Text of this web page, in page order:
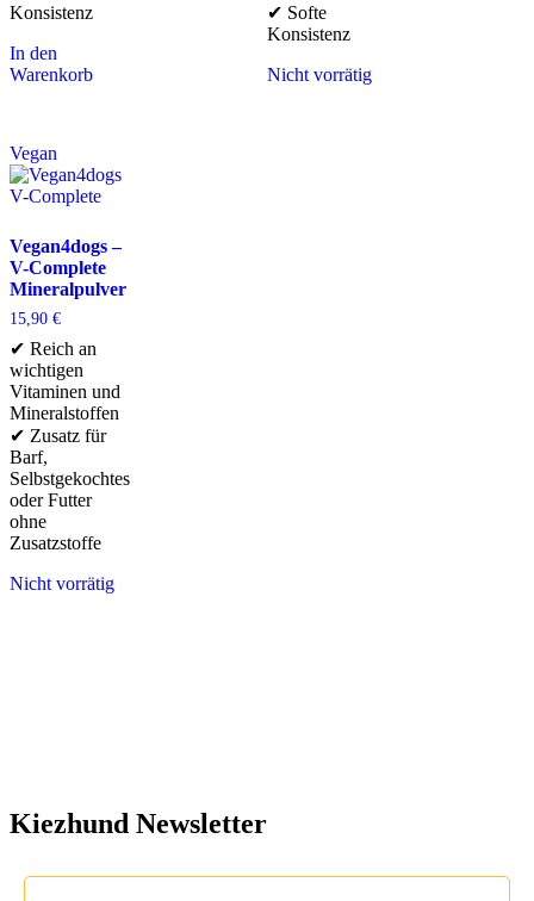
Konsistenz
In den
Warenkorb
✔ Softe
Konsistenz
Nicht vorrätig
Vegan
Vegan4dogs –
V-Complete
Mineralpulver
15,90 €
✔ Reich an
wichtigen
Vitaminen und
Mineralstoffen
✔ Zusatz für
Barf,
Selbstgekochtes
oder Futter
ohne
Zusatzstoffe
Nicht vorrätig
Kiezhund Newsletter